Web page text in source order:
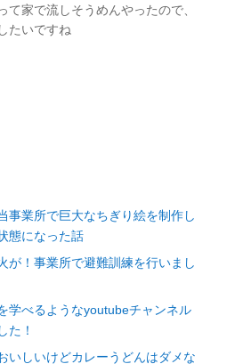
て家で流しそうめんやったので、
たいですね
事業所で巨大なちぎり絵を制作し
態になった話
が！事業所で避難訓練を行いまし
学べるようなyoutubeチャンネル
た！
いしいけどカレーうどんはダメな